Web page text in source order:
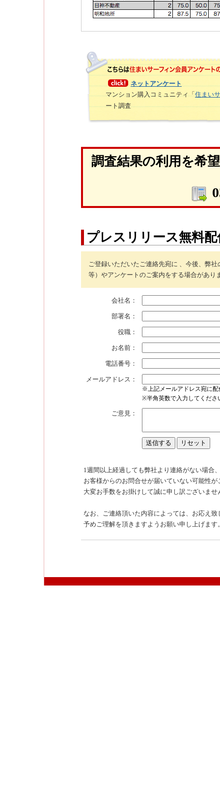
ネットアンケート
マンション購入コミュニティ「 住まい
ート調査
調査結果の利用を希
プレスリリース無料
ご登録いただいたご連絡先宛に 、今後、弊
等）やアンケートのご案内をする場合があり
会社名：
部署名：
役職：
お名前：
電話番号：
メールアドレス：
※上記メールアドレス宛に配
※半角英数で入力してくださ
ご意見：
1週間以上経過しても弊社より連絡がない場合
お客様からのお問合せが届いていない可能性が
大変お手数をお掛けして誠に申し訳ございま
なお、ご連絡頂いた内容によっては、お応え
予めご理解を頂きますようお願い申し上げます